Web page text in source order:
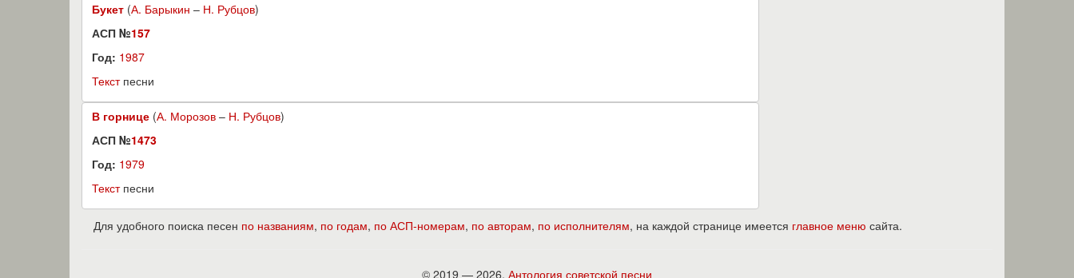
Букет (А. Барыкин – Н. Рубцов)
АСП №157
Год: 1987
Текстпесни
В горнице (А. Морозов – Н. Рубцов)
АСП №1473
Год: 1979
Текстпесни
Для удобного поиска песен по названиям, по годам, по АСП-номерам, по авторам, по исполнителям, на каждой странице имеется главное меню сайта.
© 2019 — 2026, Антология советской песни